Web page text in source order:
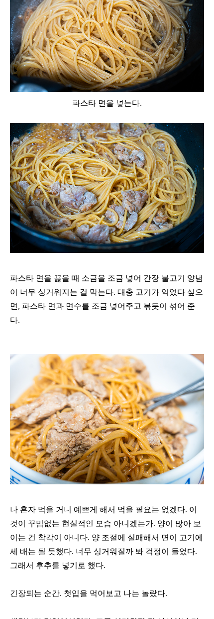
파스타 면을 넣는다.
파스타 면을 끓을 때 소금을 조금 넣어 간장 불고기 양념
이 너무 싱거워지는 걸 막는다. 대충 고기가 익었다 싶으
면, 파스타 면과 면수를 조금 넣어주고 볶듯이 섞어 준
다.
나 혼자 먹을 거니 예쁘게 해서 먹을 필요는 없겠다. 이
것이 꾸밈없는 현실적인 모습 아니겠는가. 양이 많아 보
이는 건 착각이 아니다. 양 조절에 실패해서 면이 고기에
세 배는 될 듯했다. 너무 싱거워질까 봐 걱정이 들었다.
그래서 후추를 넣기로 했다.
긴장되는 순간. 첫입을 먹어보고 나는 놀랐다.